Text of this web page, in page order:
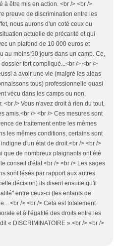
à être mis en action. <br /> <br />
preuve de discrimination entre les
nous aurons d'un coté ceux ou
actuelle de précarité et qui
un plafond de 10 000 euros et
au moins 90 jours dans un camp. Ce,
fort compliqué...<br /> <br />
à avoir une vie (malgré les aléas
tous) professionnelle quasi
vécu dans les camps ou non,
<br /> Vous n'avez droit à rien du tout,
amis.<br /> <br /> Ces mesures sont
de traitement entre les mêmes
les mêmes conditions, certains sont
d'un état de droit.<br /> <br />
que de nombreux plaignants ont été
conseil d'état.<br /> <br /> Les sages
sont lésés par rapport aux autres
décision) ils disent ensuite qu'il
entre ceux-ci (les enfants de
/> <br /> Cela est totalement
et à l'égalité des droits entre les
« DISCRIMINATOIRE ».<br /> <br />